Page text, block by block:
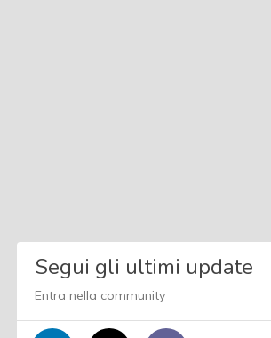
Segui gli ultimi update
Entra nella community